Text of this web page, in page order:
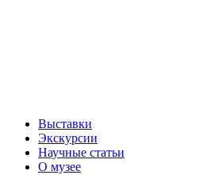
Выставки
Экскурсии
Научные статьи
О музее